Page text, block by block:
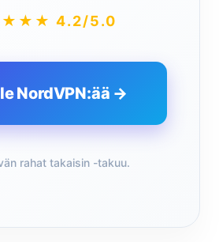
4.2/5.0
NordVPN:ää →
rahat takaisin -takuu.